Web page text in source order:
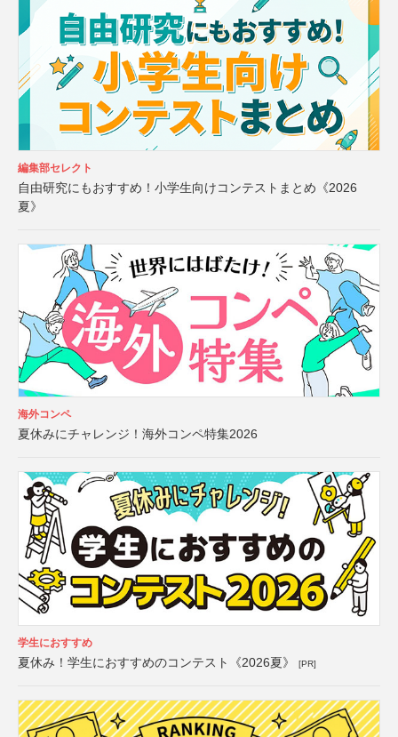
編集部セレクト
自由研究にもおすすめ！小学生向けコンテストまとめ《2026
夏》
海外コンペ
夏休みにチャレンジ！海外コンペ特集2026
学生におすすめ
夏休み！学生におすすめのコンテスト《2026夏》 [PR]